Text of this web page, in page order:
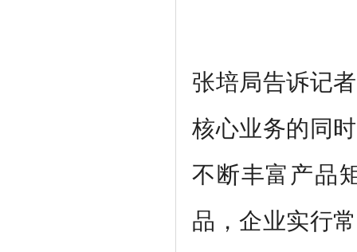
张培局告诉记
核心业务的同
不断丰富产品
品，企业实行